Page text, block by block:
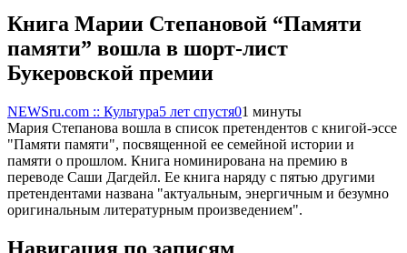
Книга Марии Степановой “Памяти
памяти” вошла в шорт-лист
Букеровской премии
NEWSru.com :: Культура5 лет спустя01 минуты
Мария Степанова вошла в список претендентов с книгой-эссе
"Памяти памяти", посвященной ее семейной истории и
памяти о прошлом. Книга номинирована на премию в
переводе Саши Дагдейл. Ее книга наряду с пятью другими
претендентами названа "актуальным, энергичным и безумно
оригинальным литературным произведением".
Навигация по записям